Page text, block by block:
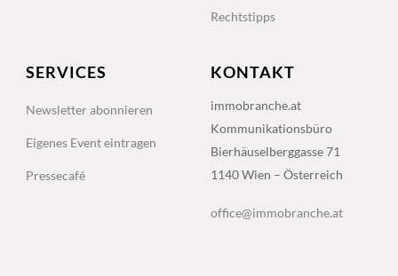
Rechtstipps
SERVICES
Newsletter abonnieren
Eigenes Event eintragen
Pressecafé
KONTAKT
immobranche.at
Kommunikationsbüro
Bierhäuselberggasse 71
1140 Wien – Österreich
office@immobranche.at